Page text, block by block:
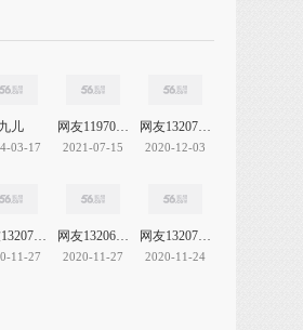
九儿
03-17
网友11970392147060695
2021-07-15
网友13207006564114145
2020-12-03
网友13207637582806671
11-27
网友13206946240455147
2020-11-27
网友13207547419358658
2020-11-24